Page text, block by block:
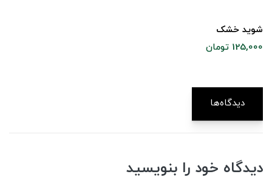
شوید خشک
125,000 تومان
دیدگاه‌ها
دیدگاه خود را بنویسید